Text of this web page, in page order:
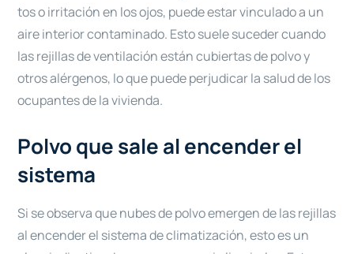
tos o irritación en los ojos, puede estar vinculado a un
aire interior contaminado. Esto suele suceder cuando
las rejillas de ventilación están cubiertas de polvo y
otros alérgenos, lo que puede perjudicar la salud de los
ocupantes de la vivienda.
Polvo que sale al encender el
sistema
Si se observa que nubes de polvo emergen de las rejillas
al encender el sistema de climatización, esto es un